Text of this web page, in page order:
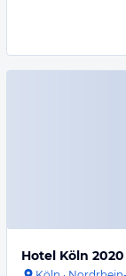
Hotel Köln 2020